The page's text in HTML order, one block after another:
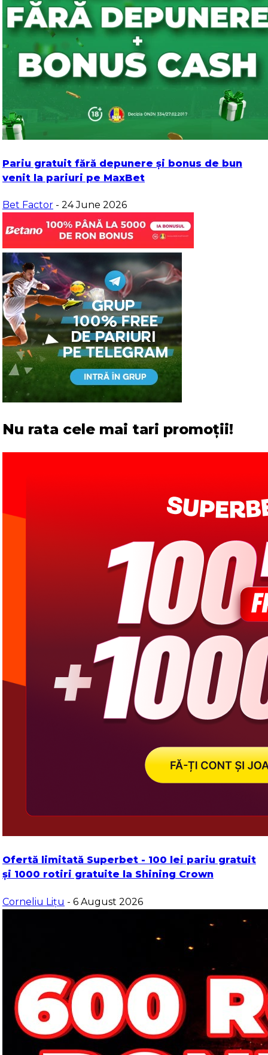
Pariu gratuit fără depunere și bonus de bun
venit la pariuri pe MaxBet
Bet Factor - 24 June 2026
Nu rata cele mai tari promoții!
Ofertă limitată Superbet - 100 lei pariu gratuit
și 1000 rotiri gratuite la Shining Crown
Corneliu Lițu - 6 August 2026